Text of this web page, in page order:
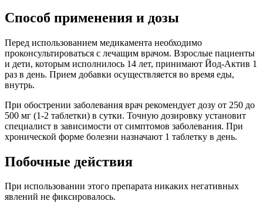
Способ применения и дозы
Перед использованием медикамента необходимо
проконсультироваться с лечащим врачом. Взрослые пациенты
и дети, которым исполнилось 14 лет, принимают Йод-Актив 1
раз в день. Прием добавки осуществляется во время еды,
внутрь.
При обострении заболевания врач рекомендует дозу от 250 до
500 мг (1-2 таблетки) в сутки. Точную дозировку установит
специалист в зависимости от симптомов заболевания. При
хронической форме болезни назначают 1 таблетку в день.
Побочные действия
При использовании этого препарата никаких негативных
явлений не фиксировалось.